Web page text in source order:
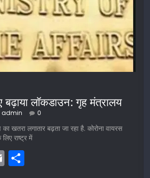
बढ़ाया लॉकडाउन: गृह मंत्रालय
admin 0
खतरा लगातार बढ़ता जा रहा है. कोरोना वायरस
राष्ट्र में
E